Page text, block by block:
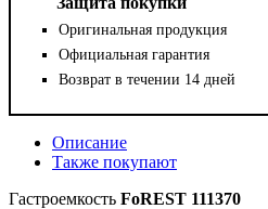
Оригинальная продукция
Официальная гарантия
Возврат в течении 14 дней
Описание
Также покупают
Гастроемкость FoREST 111370